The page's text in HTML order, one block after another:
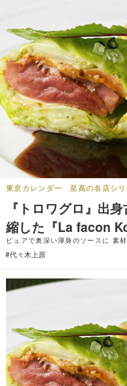
東京カレンダー 至高の名店シ
『トロワグロ』出
縮した『La facon
ピュアで奥深い渾身のソースに 素
#代々木上原